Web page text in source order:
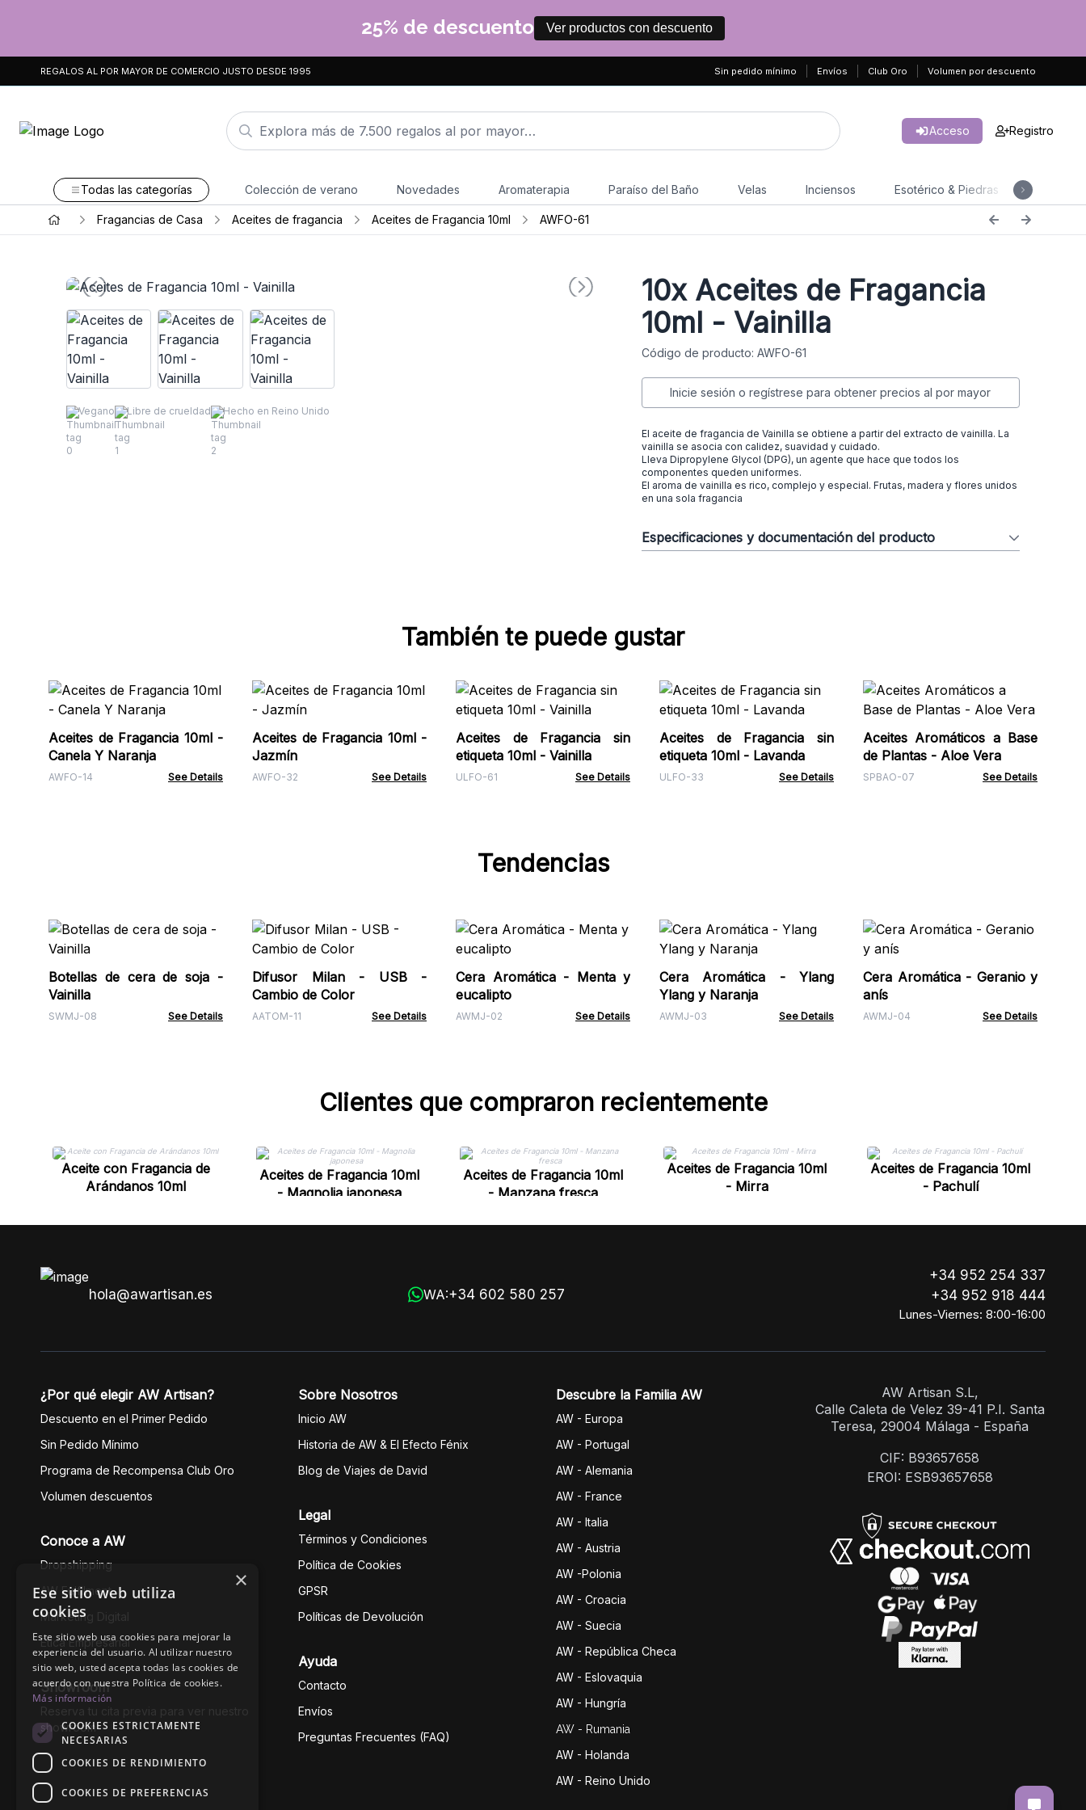
25% de descuento Ver productos con descuento
REGALOS AL POR MAYOR DE COMERCIO JUSTO DESDE 1995 Sin pedido mínimo Envíos Club Oro Volumen por descuento
Acceso Registro
Todas las categorías Colección de verano Novedades Aromaterapia Paraíso del Baño Velas Inciensos Esotérico & Piedras
Fragancias de Casa Aceites de fragancia Aceites de Fragancia 10ml AWFO-61
Vegano Libre de crueldad Hecho en Reino Unido
10xAceites de Fragancia
10ml - Vainilla
Código de producto: AWFO-61
Inicie sesión o regístrese para obtener precios al por mayor
El aceite de fragancia de Vainilla se obtiene a partir del extracto de vainilla. La
vainilla se asocia con calidez, suavidad y cuidado.
Lleva Dipropylene Glycol (DPG), un agente que hace que todos los
componentes queden uniformes.
El aroma de vainilla es rico, complejo y especial. Frutas, madera y flores unidos
en una sola fragancia
Especificaciones y documentación del producto
También te puede gustar
Aceites de Fragancia 10ml -
Canela Y Naranja
AWFO-14 See Details
Aceites de Fragancia 10ml -
Jazmín
AWFO-32 See Details
Aceites de Fragancia sin
etiqueta 10ml - Vainilla
ULFO-61 See Details
Aceites de Fragancia sin
etiqueta 10ml - Lavanda
ULFO-33 See Details
Aceites Aromáticos a Base
de Plantas - Aloe Vera
SPBAO-07 See Details
Tendencias
Botellas de cera de soja -
Vainilla
SWMJ-08 See Details
Difusor Milan - USB -
Cambio de Color
AATOM-11 See Details
Cera Aromática - Menta y
eucalipto
AWMJ-02 See Details
Cera Aromática - Ylang
Ylang y Naranja
AWMJ-03 See Details
Cera Aromática - Geranio y
anís
AWMJ-04 See Details
Clientes que compraron recientemente
Aceite con Fragancia de
Arándanos 10ml
Aceites de Fragancia 10ml
- Magnolia japonesa
Aceites de Fragancia 10ml
- Manzana fresca
Aceites de Fragancia 10ml
- Mirra
Aceites de Fragancia 10ml
- Pachulí
hola@awartisan.es WA:+34 602 580 257
+34 952 254 337
+34 952 918 444
Lunes-Viernes: 8:00-16:00
¿Por qué elegir AW Artisan?
Descuento en el Primer Pedido
Sin Pedido Mínimo
Programa de Recompensa Club Oro
Volumen descuentos
Conoce a AW
Dropshipping
AW Fulfilment
Marketing Digital
Ética Empresarial
Showroom
Reserva tu cita previa para ver nuestro
showroom
Sobre Nosotros
Inicio AW
Historia de AW & El Efecto Fénix
Blog de Viajes de David
Legal
Términos y Condiciones
Política de Cookies
GPSR
Políticas de Devolución
Ayuda
Contacto
Envíos
Preguntas Frecuentes (FAQ)
Descubre la Familia AW
AW - Europa
AW - Portugal
AW - Alemania
AW - France
AW - Italia
AW - Austria
AW -Polonia
AW - Croacia
AW - Suecia
AW - República Checa
AW - Eslovaquia
AW - Hungría
AW - Rumania
AW - Holanda
AW - Reino Unido
AW Artisan S.L,
Calle Caleta de Velez 39-41 P.I. Santa
Teresa, 29004 Málaga - España
CIF: B93657658
EROI: ESB93657658
×
Ese sitio web utiliza
cookies
Este sitio web usa cookies para mejorar la
experiencia del usuario. Al utilizar nuestro
sitio web, usted acepta todas las cookies de
acuerdo con nuestra Política de cookies.
Más información
COOKIES ESTRICTAMENTE
NECESARIAS
COOKIES DE RENDIMIENTO
COOKIES DE PREFERENCIAS